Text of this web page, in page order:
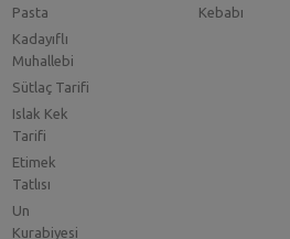
Pasta
Kadayıflı
Muhallebi
Sütlaç Tarifi
Islak Kek
Tarifi
Etimek
Tatlısı
Un
Kurabiyesi
Kebabı